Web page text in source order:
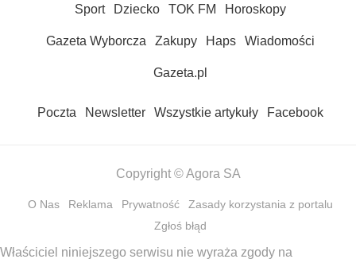
Sport Dziecko TOK FM Horoskopy
Gazeta Wyborcza Zakupy Haps Wiadomości
Gazeta.pl
Poczta Newsletter Wszystkie artykuły Facebook
Copyright © Agora SA
O Nas Reklama Prywatność
Zasady korzystania z portalu
Zgłoś błąd
Właściciel niniejszego serwisu nie wyraża zgody na